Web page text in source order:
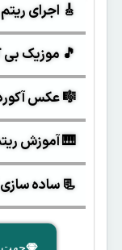
🎸 اجرای
🎵 موزیک بی
🎼 عکس
🎹 آموزش ریتم 6/8
📃 ساده سازی